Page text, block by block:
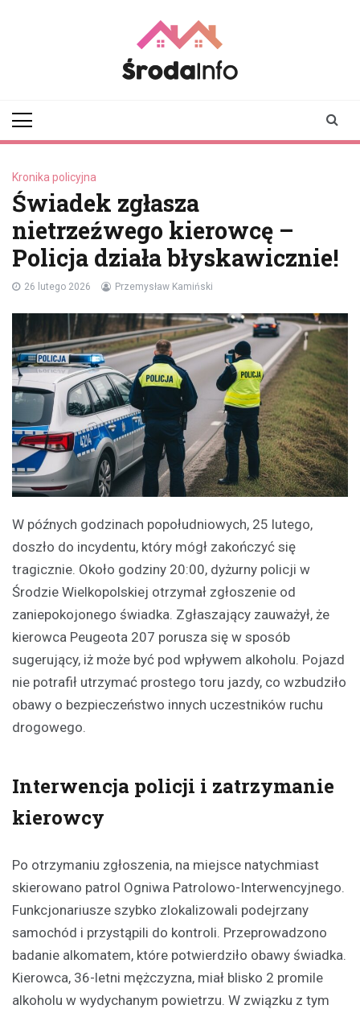
Kronika policyjna
Świadek zgłasza
nietrzeźwego kierowcę –
Policja działa błyskawicznie!
26 lutego 2026 Przemysław Kamiński
W późnych godzinach popołudniowych, 25 lutego,
doszło do incydentu, który mógł zakończyć się
tragicznie. Około godziny 20:00, dyżurny policji w
Środzie Wielkopolskiej otrzymał zgłoszenie od
zaniepokojonego świadka. Zgłaszający zauważył, że
kierowca Peugeota 207 porusza się w sposób
sugerujący, iż może być pod wpływem alkoholu. Pojazd
nie potrafił utrzymać prostego toru jazdy, co wzbudziło
obawy o bezpieczeństwo innych uczestników ruchu
drogowego.
Interwencja policji i zatrzymanie
kierowcy
Po otrzymaniu zgłoszenia, na miejsce natychmiast
skierowano patrol Ogniwa Patrolowo-Interwencyjnego.
Funkcjonariusze szybko zlokalizowali podejrzany
samochód i przystąpili do kontroli. Przeprowadzono
badanie alkomatem, które potwierdziło obawy świadka.
Kierowca, 36-letni mężczyzna, miał blisko 2 promile
alkoholu w wydychanym powietrzu. W związku z tym